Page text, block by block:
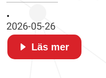
.
2026-05-26
Läs mer